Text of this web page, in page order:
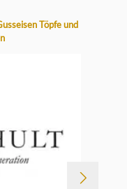
Töpfe und